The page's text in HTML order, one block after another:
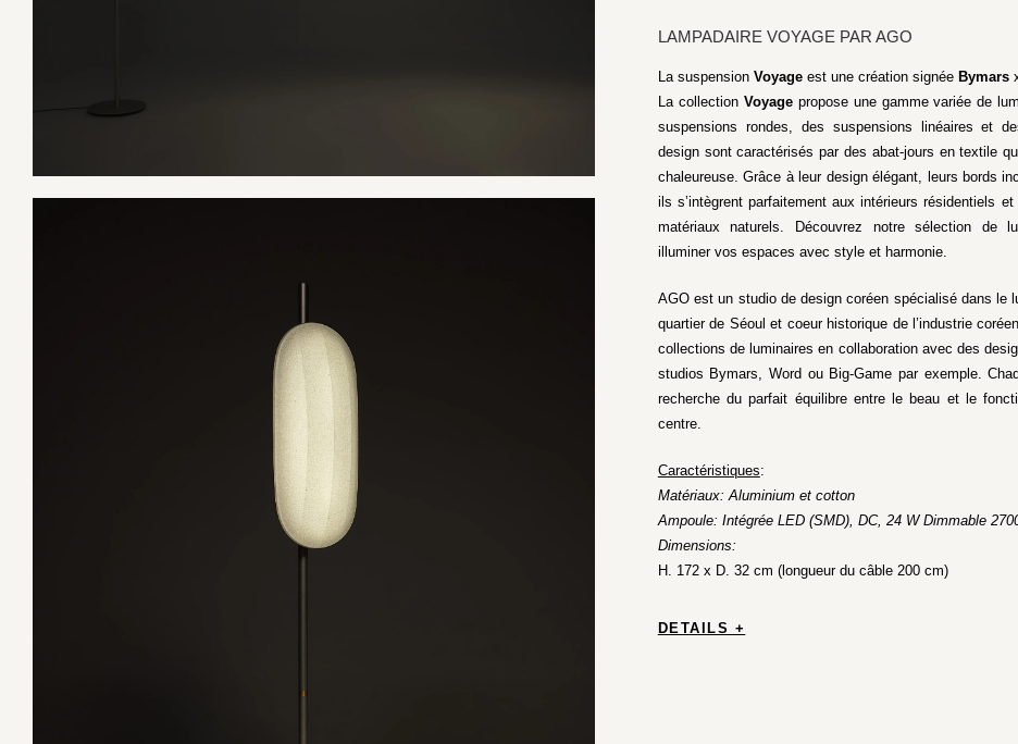
LAMPADAIRE VOYAGE PAR AGO
La suspension Voyageest une création signée Bymars
La collection Voyagepropose une gamme variée de
suspensions rondes, des suspensions linéaires et
design sont caractérisés par des abat-jours en textile
chaleureuse. Grâce à leur design élégant, leurs bords
ils s’intègrent parfaitement aux intérieurs résidentiels
matériaux naturels. Découvrez notre sélection de
illuminer vos espaces avec style et harmonie.
AGO est un studio de design coréen spécialisé dans le
quartier de Séoul et coeur historique de l’industrie
collections de luminaires en collaboration avec des
studios Bymars, Word ou Big-Game par exemple.
recherche du parfait équilibre entre le beau et le
centre.
Caractéristiques:
Matériaux: Aluminium et cotton
Ampoule: Intégrée LED (SMD), DC, 24 W Dimmable
Dimensions:
H. 172 x D. 32 cm (longueur du câble 200 cm)
DETAILS +